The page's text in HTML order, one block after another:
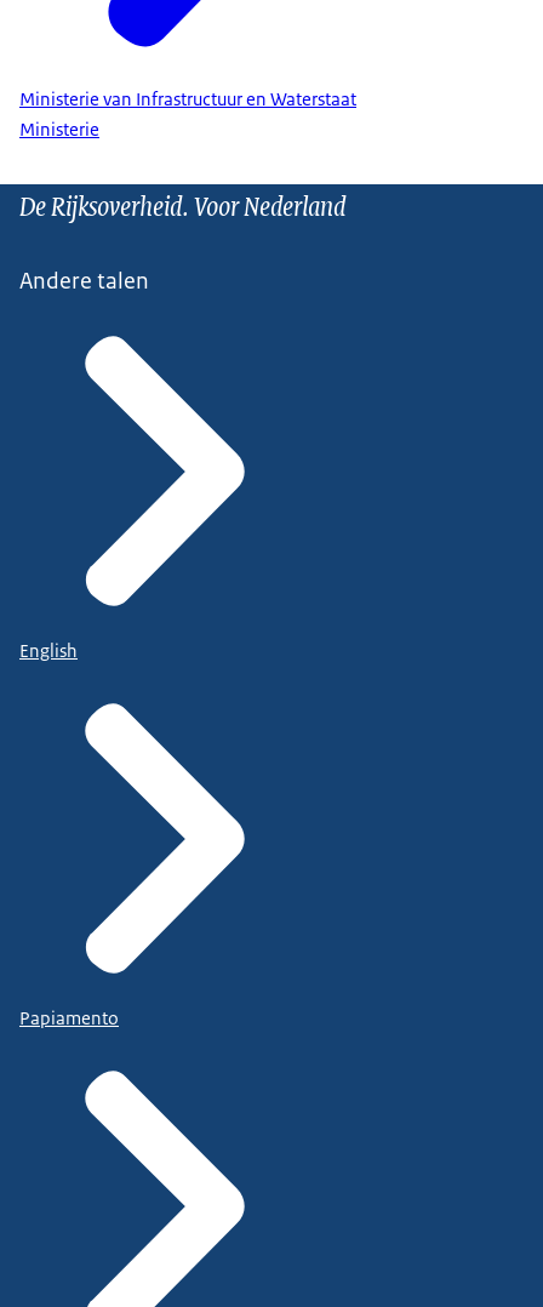
Ministerie van Infrastructuur en Waterstaat
Ministerie
De Rijksoverheid. Voor Nederland
Andere talen
English
Papiamento